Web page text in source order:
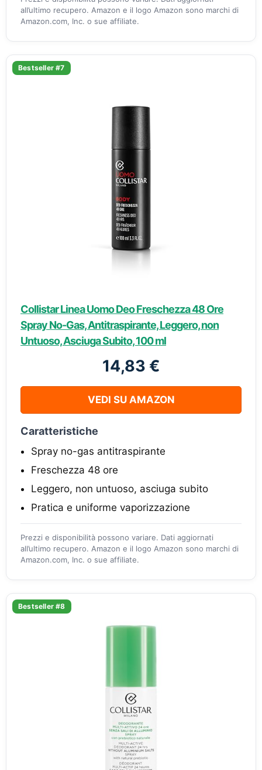
all’ultimo recupero. Amazon e il logo Amazon sono marchi di
Amazon.com, Inc. o sue affiliate.
Bestseller #7
Collistar Linea Uomo Deo Freschezza 48 Ore
Spray No-Gas, Antitraspirante, Leggero, non
Untuoso, Asciuga Subito, 100 ml
14,83 €
VEDI SU AMAZON
Caratteristiche
Spray no-gas antitraspirante
Freschezza 48 ore
Leggero, non untuoso, asciuga subito
Pratica e uniforme vaporizzazione
Prezzi e disponibilità possono variare. Dati aggiornati
all’ultimo recupero. Amazon e il logo Amazon sono marchi di
Amazon.com, Inc. o sue affiliate.
Bestseller #8